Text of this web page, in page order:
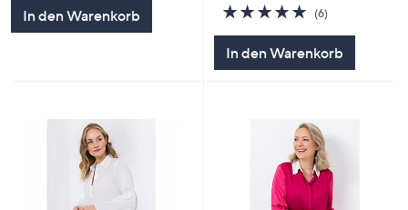
In den Warenkorb
4.8
von
(6)6
In den Warenkorb